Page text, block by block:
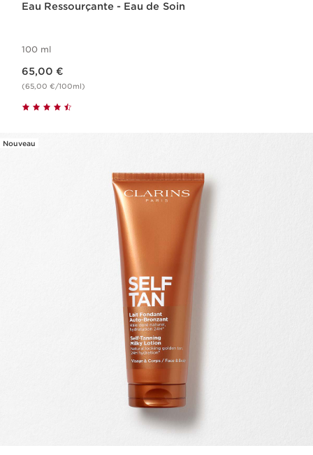
Eau Ressourçante - Eau de Soin
100 ml
65,00 €
(65,00 €/100ml)
Nouveau